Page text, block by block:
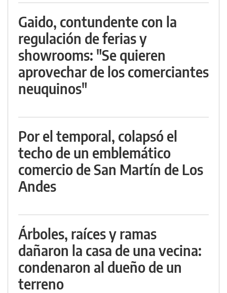
Gaido, contundente con la
regulación de ferias y
showrooms: "Se quieren
aprovechar de los comerciantes
neuquinos"
Por el temporal, colapsó el
techo de un emblemático
comercio de San Martín de Los
Andes
Árboles, raíces y ramas
dañaron la casa de una vecina:
condenaron al dueño de un
terreno